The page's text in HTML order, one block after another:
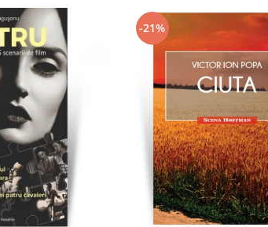
-21%